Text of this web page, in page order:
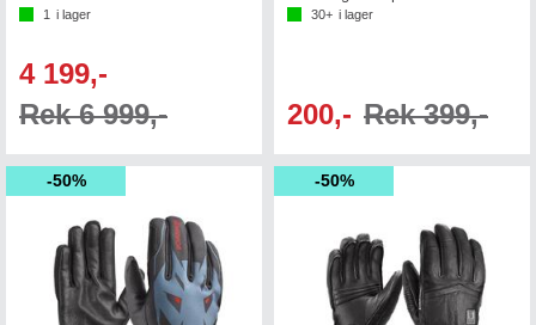
1 i lager
4 199,-
Rek 6 999,-
30+ i lager
200,- Rek 399,-
50% 50%